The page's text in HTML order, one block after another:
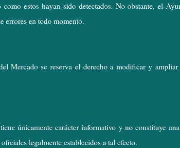
estos hayan sido detectados. No obstante, el
errores en todo momento.
Mercado se reserva el derecho a modificar y
únicamente carácter informativo y no constituye
legalmente establecidos a tal efecto.